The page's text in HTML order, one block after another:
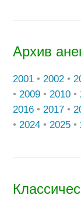
Архив
2001 • 2002 •
• 2009 • 2010 •
2016 • 2017 •
• 2024 • 2025 •